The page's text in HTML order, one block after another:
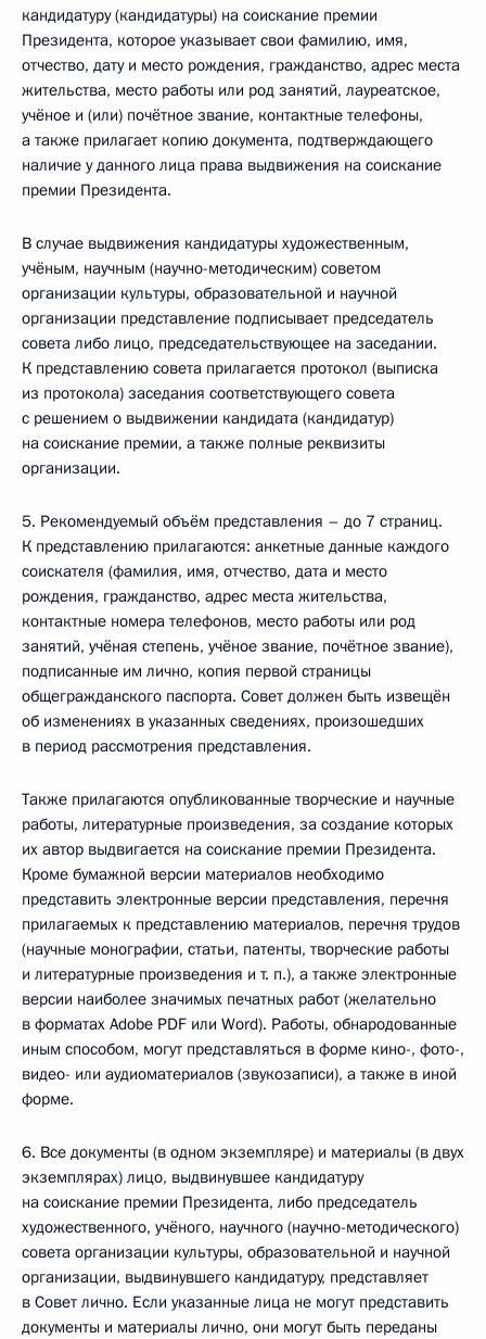
кандидатуру (кандидатуры) на соискание премии
Президента, которое указывает свои фамилию, имя,
отчество, дату и место рождения, гражданство, адрес места
жительства, место работы или род занятий, лауреатское,
учёное и (или) почётное звание, контактные телефоны,
а также прилагает копию документа, подтверждающего
наличие у данного лица права выдвижения на соискание
премии Президента.
В случае выдвижения кандидатуры художественным,
учёным, научным (научно-методическим) советом
организации культуры, образовательной и научной
организации представление подписывает председатель
совета либо лицо, председательствующее на заседании.
К представлению совета прилагается протокол (выписка
из протокола) заседания соответствующего совета
с решением о выдвижении кандидата (кандидатур)
на соискание премии, а также полные реквизиты
организации.
5. Рекомендуемый объём представления – до 7 страниц.
К представлению прилагаются: анкетные данные каждого
соискателя (фамилия, имя, отчество, дата и место
рождения, гражданство, адрес места жительства,
контактные номера телефонов, место работы или род
занятий, учёная степень, учёное звание, почётное звание),
подписанные им лично, копия первой страницы
общегражданского паспорта. Совет должен быть извещён
об изменениях в указанных сведениях, произошедших
в период рассмотрения представления.
Также прилагаются опубликованные творческие и научные
работы, литературные произведения, за создание которых
их автор выдвигается на соискание премии Президента.
Кроме бумажной версии материалов необходимо
представить электронные версии представления, перечня
прилагаемых к представлению материалов, перечня трудов
(научные монографии, статьи, патенты, творческие работы
и литературные произведения и т. п.), а также электронные
версии наиболее значимых печатных работ (желательно
в форматах Adobe PDF или Word). Работы, обнародованные
иным способом, могут представляться в форме кино-, фото-,
видео- или аудиоматериалов (звукозаписи), а также в иной
форме.
6. Все документы (в одном экземпляре) и материалы (в двух
экземплярах) лицо, выдвинувшее кандидатуру
на соискание премии Президента, либо председатель
художественного, учёного, научного (научно-методического)
совета организации культуры, образовательной и научной
организации, выдвинувшего кандидатуру, представляет
в Совет лично. Если указанные лица не могут представить
документы и материалы лично, они могут быть переданы